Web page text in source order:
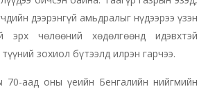
дээрэнгүй амьдралыг нүдээрээ үзэн
эрх чөлөөний хөдөлгөөнд идэвхтэй
зохиол бүтээлд илрэн гарчээ.
70-аад оны үеийн Бенгалийн нийгмийн